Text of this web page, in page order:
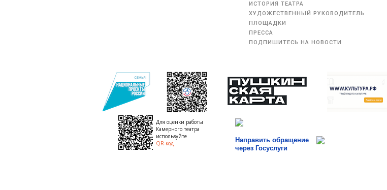
ИСТОРИЯ ТЕАТРА
ХУДОЖЕСТВЕННЫЙ РУКОВОДИТЕЛЬ
ПЛОЩАДКИ
ПРЕССА
ПОДПИШИТЕСЬ НА НОВОСТИ
Для оценки работы
Камерного театра
используйте
QR-код
Направить обращение
через Госуслуги